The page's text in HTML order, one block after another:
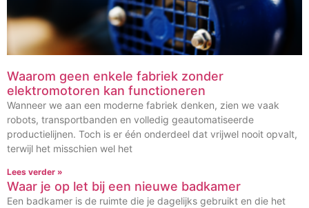
Waarom geen enkele fabriek zonder
elektromotoren kan functioneren
Wanneer we aan een moderne fabriek denken, zien we vaak
robots, transportbanden en volledig geautomatiseerde
productielijnen. Toch is er één onderdeel dat vrijwel nooit opvalt,
terwijl het misschien wel het
Lees verder »
Waar je op let bij een nieuwe badkamer
Een badkamer is de ruimte die je dagelijks gebruikt en die het